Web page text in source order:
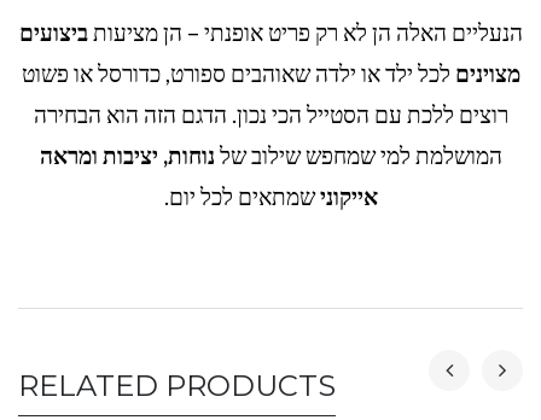
הנעליים האלה הן לא רק פריט אופנתי – הן מציעותביצועים
מצוינים לכל ילד או ילדה שאוהבים ספורט, כדורסל או פשוט
רוצים ללכת עם הסטייל הכי נכון. הדגם הזה הוא הבחירה
המושלמת למי שמחפש שילוב של נוחות, יציבות ומראה
אייקונישמתאים לכל יום.
RELATED PRODUCTS